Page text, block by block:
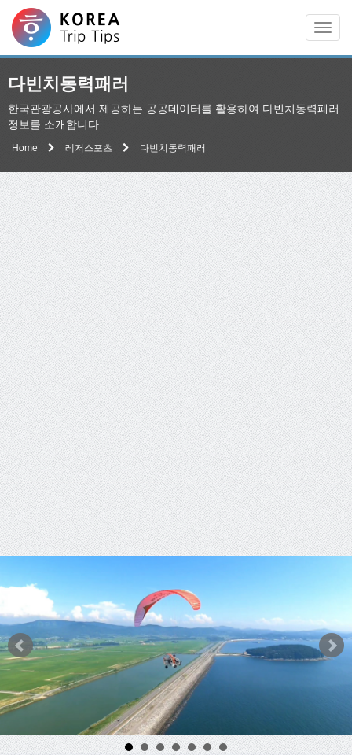
다빈치동력패러
한국관광공사에서 제공하는 공공데이터를 활용하여 다빈치동력패러
정보를 소개합니다.
Home 레저스포츠 다빈치동력패러